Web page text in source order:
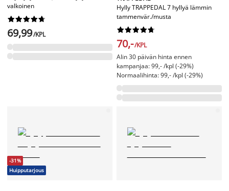
valkoinen






69,99/KPL
Hylly TRAPPEDAL 7 hyllyä lämmin
tammenvär./musta






70,-/KPL
Alin 30 päivän hinta ennen
kampanjaa: 99,- /kpl (-29%)
Normaalihinta: 99,- /kpl (-29%)
-31%
Huipputarjous